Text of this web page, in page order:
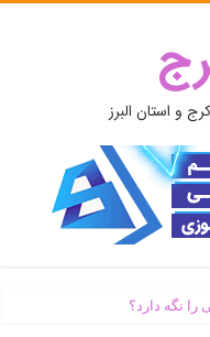
و استان البرز
نگه دارد؟